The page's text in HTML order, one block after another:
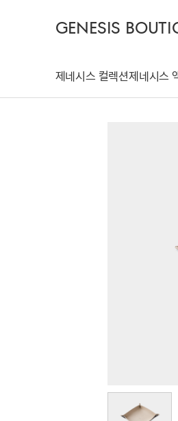
GENESIS
제네시스 컬렉션제네시스